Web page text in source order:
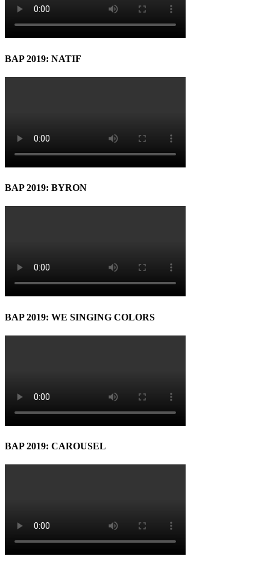
BAP 2019: NATIF
BAP 2019: BYRON
BAP 2019: WE SINGING COLORS
BAP 2019: CAROUSEL